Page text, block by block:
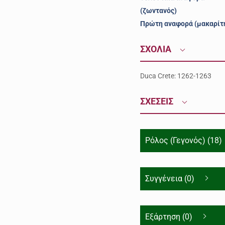
(ζωντανός)
Πρώτη αναφορά
ΣΧΟΛΙΑ
Duca Crete: 1262-1263
ΣΧΕΣΕΙΣ
Ρόλος (Γεγονός) (18)
Συγγένεια (0)
Εξάρτηση (0)